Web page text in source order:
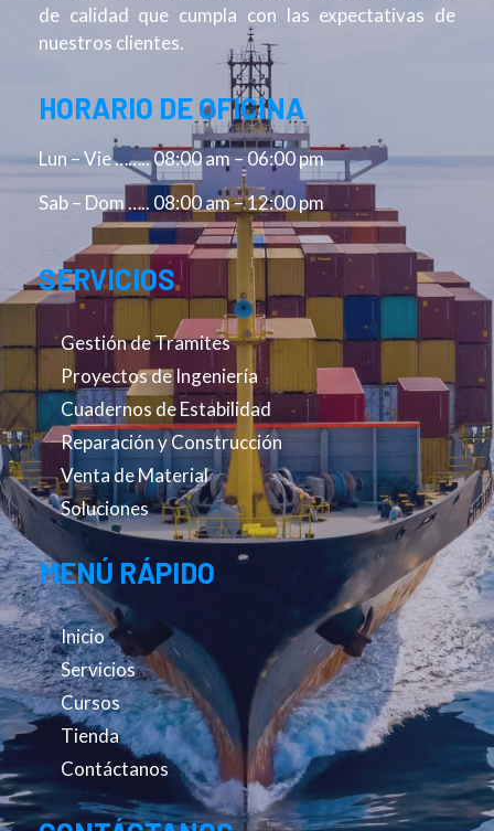
de calidad que cumpla con las expectativas de
nuestros clientes.
HORARIO DE OFICINA
Lun – Vie …….. 08:00 am – 06:00 pm
Sab – Dom ….. 08:00 am – 12:00 pm
SERVICIOS
Gestión de Tramites
Proyectos de Ingeniería
Cuadernos de Estabilidad
Reparación y Construcción
Venta de Material
Soluciones
MENÚ RÁPIDO
Inicio
Servicios
Cursos
Tienda
Contáctanos